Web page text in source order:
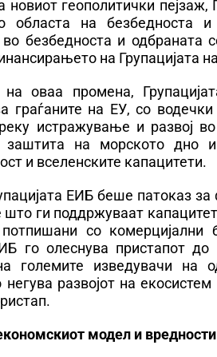
новиот геополитички
областа на безбедноста
безбедноста и одбраната
на Групацијата
на оваа промена,
граѓаните на ЕУ, со
истражување и развој
заштита на морското дно
и вселенските капацитети.
ЕИБ беше патоказ
што ги поддржуваат
со комерцијални
го олеснува пристапот
големите изведувачи на
негува развојот на
модел и